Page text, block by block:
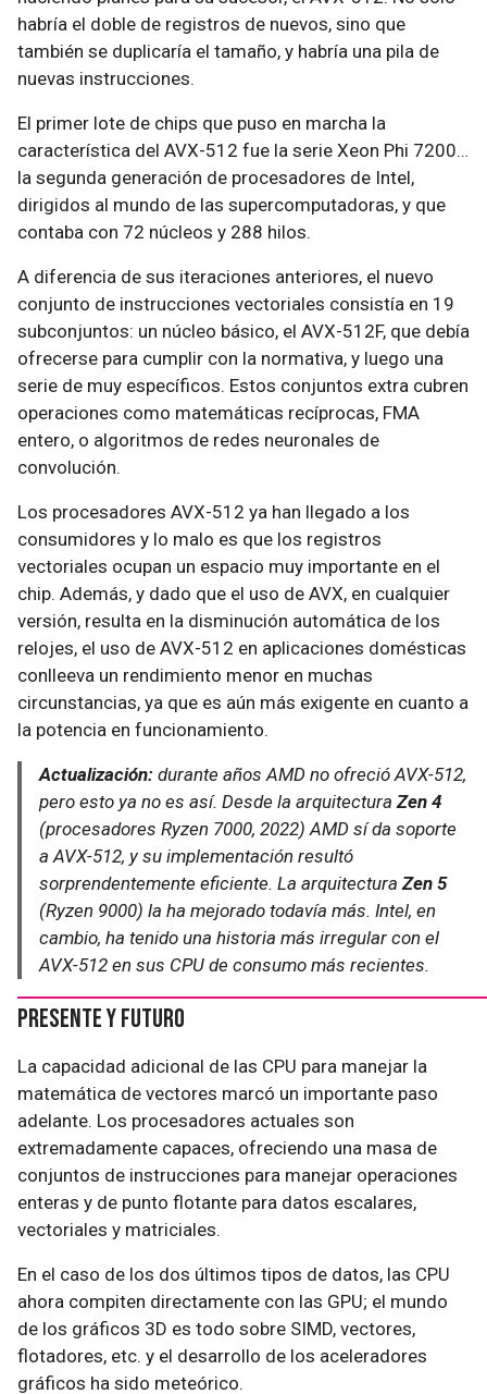
habría el doble de registros de nuevos, sino que
también se duplicaría el tamaño, y habría una pila de
nuevas instrucciones.
El primer lote de chips que puso en marcha la
característica del AVX-512 fue la serie Xeon Phi 7200…
la segunda generación de procesadores de Intel,
dirigidos al mundo de las supercomputadoras, y que
contaba con 72 núcleos y 288 hilos.
A diferencia de sus iteraciones anteriores, el nuevo
conjunto de instrucciones vectoriales consistía en 19
subconjuntos: un núcleo básico, el AVX-512F, que debía
ofrecerse para cumplir con la normativa, y luego una
serie de muy específicos. Estos conjuntos extra cubren
operaciones como matemáticas recíprocas, FMA
entero, o algoritmos de redes neuronales de
convolución.
Los procesadores AVX-512 ya han llegado a los
consumidores y lo malo es que los registros
vectoriales ocupan un espacio muy importante en el
chip. Además, y dado que el uso de AVX, en cualquier
versión, resulta en la disminución automática de los
relojes, el uso de AVX-512 en aplicaciones domésticas
conlleeva un rendimiento menor en muchas
circunstancias, ya que es aún más exigente en cuanto a
la potencia en funcionamiento.
Actualización: durante años AMD no ofreció AVX-512,
pero esto ya no es así. Desde la arquitecturaZen 4
(procesadores Ryzen 7000, 2022) AMD sí da soporte
a AVX-512, y su implementación resultó
sorprendentemente eficiente. La arquitecturaZen 5
(Ryzen 9000) la ha mejorado todavía más. Intel, en
cambio, ha tenido una historia más irregular con el
AVX-512 en sus CPU de consumo más recientes.
Presente y Futuro
La capacidad adicional de las CPU para manejar la
matemática de vectores marcó un importante paso
adelante. Los procesadores actuales son
extremadamente capaces, ofreciendo una masa de
conjuntos de instrucciones para manejar operaciones
enteras y de punto flotante para datos escalares,
vectoriales y matriciales.
En el caso de los dos últimos tipos de datos, las CPU
ahora compiten directamente con las GPU; el mundo
de los gráficos 3D es todo sobre SIMD, vectores,
flotadores, etc. y el desarrollo de los aceleradores
gráficos ha sido meteórico.